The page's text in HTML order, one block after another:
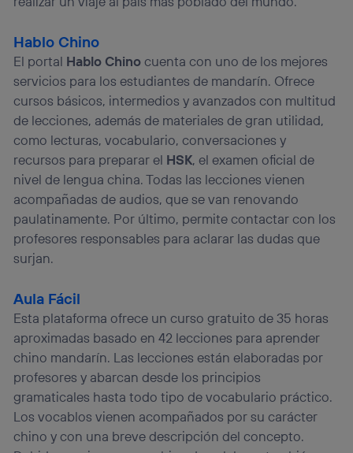
Hablo Chino
El portal Hablo Chinocuenta con uno de los mejores
servicios para los estudiantes de mandarín. Ofrece
cursos básicos, intermedios y avanzados con multitud
de lecciones, además de materiales de gran utilidad,
como lecturas, vocabulario, conversaciones y
recursos para preparar el HSK, el examen oficial de
nivel de lengua china. Todas las lecciones vienen
acompañadas de audios, que se van renovando
paulatinamente. Por último, permite contactar con los
profesores responsables para aclarar las dudas que
surjan.
Aula Fácil
Esta plataforma ofrece un curso gratuito de 35 horas
aproximadas basado en 42 lecciones para aprender
chino mandarín. Las lecciones están elaboradas por
profesores y abarcan desde los principios
gramaticales hasta todo tipo de vocabulario práctico.
Los vocablos vienen acompañados por su carácter
chino y con una breve descripción del concepto.